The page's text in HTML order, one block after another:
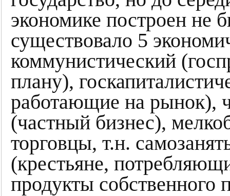
экономике построен не
существовало 5
коммунистический
плану),
работающие на рынок),
(частный бизнес),
торговцы, т.н.
(крестьяне,
продукты собственного